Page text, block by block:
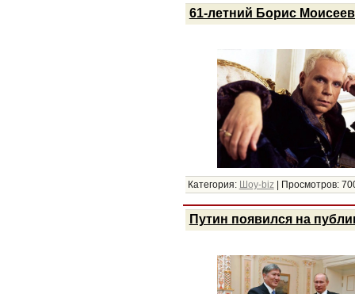
61-летний Борис
Категория: Шоу-biz| Просмотров:
Путин появился на